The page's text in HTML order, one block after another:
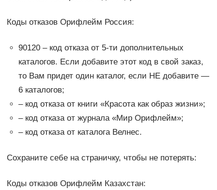
Коды отказов Орифлейм Россия:
90120 – код отказа от 5-ти дополнительных
каталогов. Если добавите этот код в свой заказ,
то Вам придет один каталог, если НЕ добавите —
6 каталогов;
– код отказа от книги «Красота как образ жизни»;
– код отказа от журнала «Мир Орифлейм»;
– код отказа от каталога Велнес.
Сохраните себе на страничку, чтобы не потерять:
Коды отказов Орифлейм Казахстан: